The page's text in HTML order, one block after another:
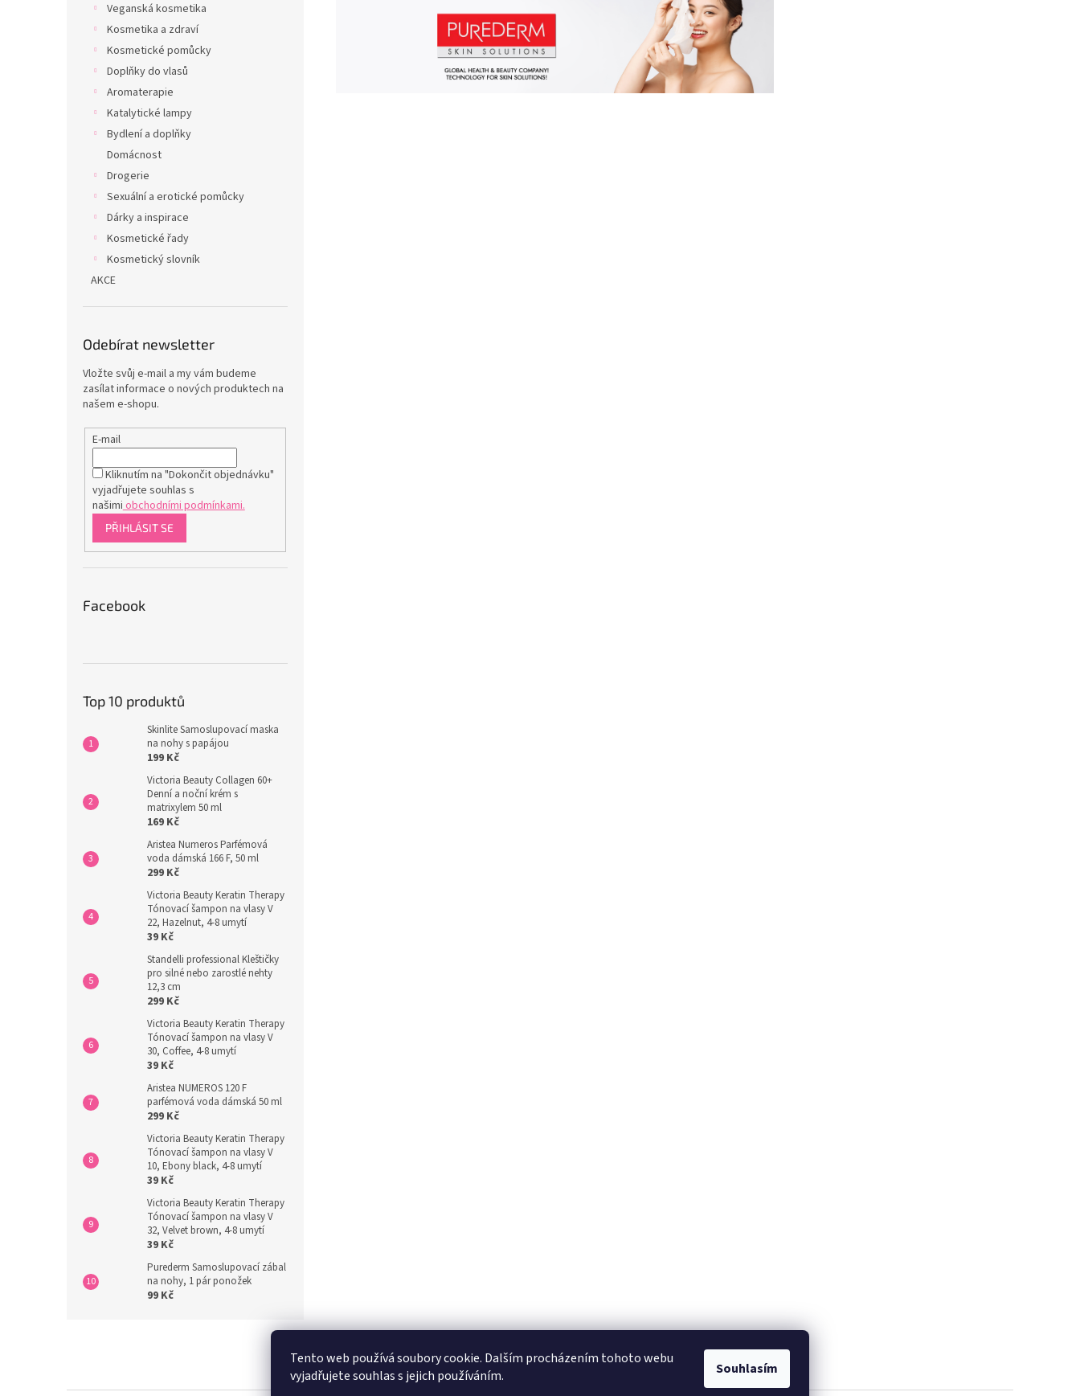
Tento web používá soubory cookie. Dalším procházením tohoto webu
vyjadřujete souhlas s jejich používáním.
Souhlasím
Veganská kosmetika
Kosmetika a zdraví
Kosmetické pomůcky
Doplňky do vlasů
Aromaterapie
Katalytické lampy
Bydlení a doplňky
Domácnost
Drogerie
Sexuální a erotické pomůcky
Dárky a inspirace
Kosmetické řady
Kosmetický slovník
AKCE
Odebírat newsletter
Vložte svůj e-mail a my vám budeme
zasílat informace o nových produktech na
našem e-shopu.
E-mail
Kliknutím na "Dokončit objednávku"
vyjadřujete souhlas s
našimiobchodními podmínkami.
PŘIHLÁSIT SE
Facebook
Top 10 produktů
Skinlite Samoslupovací maska
na nohy s papájou
199 Kč
Victoria Beauty Collagen 60+
Denní a noční krém s
matrixylem 50 ml
169 Kč
Aristea Numeros Parfémová
voda dámská 166 F, 50 ml
299 Kč
Victoria Beauty Keratin Therapy
Tónovací šampon na vlasy V
22, Hazelnut, 4-8 umytí
39 Kč
Standelli professional Kleštičky
pro silné nebo zarostlé nehty
12,3 cm
299 Kč
Victoria Beauty Keratin Therapy
Tónovací šampon na vlasy V
30, Coffee, 4-8 umytí
39 Kč
Aristea NUMEROS 120 F
parfémová voda dámská 50 ml
299 Kč
Victoria Beauty Keratin Therapy
Tónovací šampon na vlasy V
10, Ebony black, 4-8 umytí
39 Kč
Victoria Beauty Keratin Therapy
Tónovací šampon na vlasy V
32, Velvet brown, 4-8 umytí
39 Kč
Purederm Samoslupovací zábal
na nohy, 1 pár ponožek
99 Kč
Zboží.cz Heureka.cz